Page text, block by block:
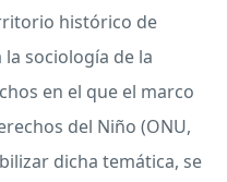
histórico de
sociología de la
en el que el marco
del Niño (ONU,
dicha temática, se